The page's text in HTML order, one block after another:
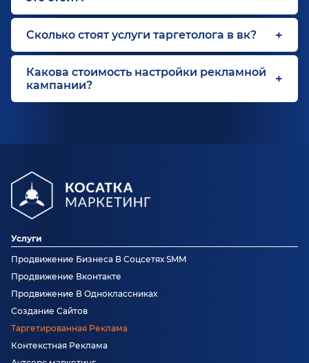
Сколько стоят услуги таргетолога в вк?
Какова стоимость настройки рекламной
кампании?
Услуги
Продвижение Бизнеса В Соцсетях SMM
Продвижение Вконтакте
Продвижение В Одноклассниках
Создание Сайтов
Таргетированная Реклама
Контекстная Реклама